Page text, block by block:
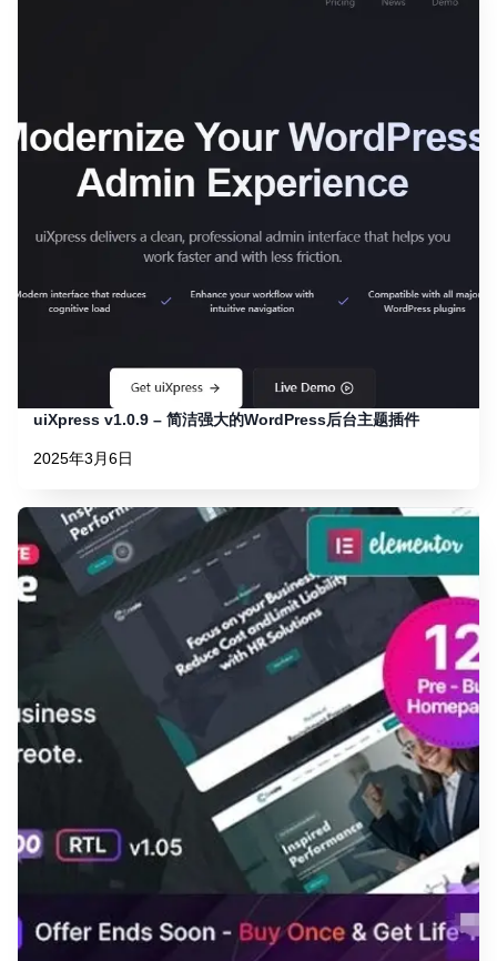
uiXpress v1.0.9 – 简洁强大的WordPress后台主题插件
2025年3月6日